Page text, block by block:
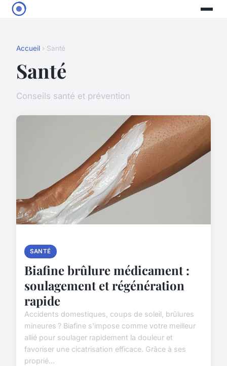
Accueil › Santé
Santé
Conseils santé et prévention
SANTÉ
Biafine brûlure médicament :
soulagement et régénération
rapide
Accidents domestiques, coups de soleil, brûlures
mineures ? Biafine s'impose comme votre meilleur
allié pour soulager rapidement la douleur et
favoriser une cicatrisation efficace. Grâce à ses
proprié...